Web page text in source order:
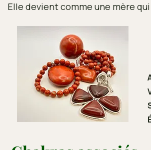
Elle devient comme une mère